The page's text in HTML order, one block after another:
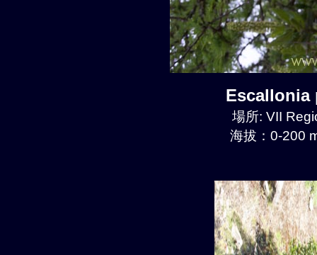
Escallonia
場所: VII
海拔：0-200